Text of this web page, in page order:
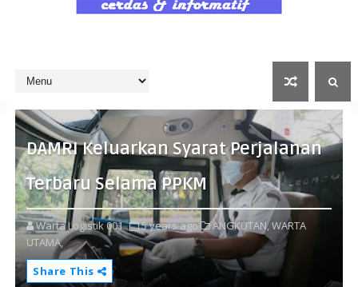
DAMRI Keluarkan Syarat Perjalanan
Terbaru Selama PPKM
Warta Logistik 001 5 years ago ANGKUTAN,WARTA
UTAMA,
Share This